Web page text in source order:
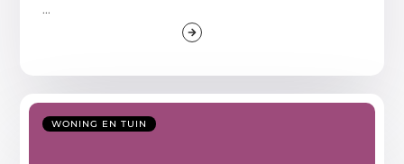
...
WONING EN TUIN